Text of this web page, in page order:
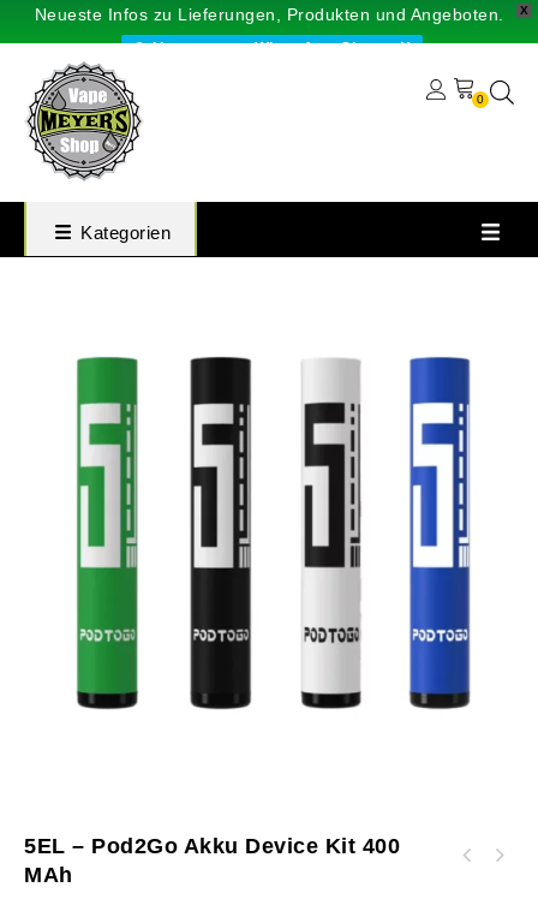
X
Neueste Infos zu Lieferungen, Produkten und Angeboten.
Unser neuer WhatsApp-Channel!
0
Kategorien
5EL – Pod2Go Akku Device Kit 400
MAh